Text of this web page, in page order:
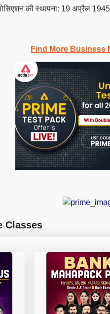
की स्थापना: 19 अप्रैल 1945,
Find More Business
Classes